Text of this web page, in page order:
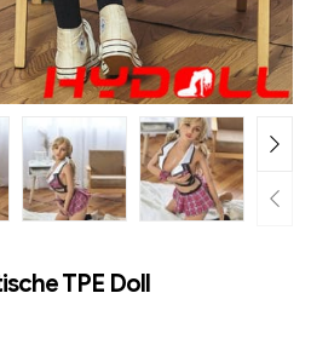
TPE Doll